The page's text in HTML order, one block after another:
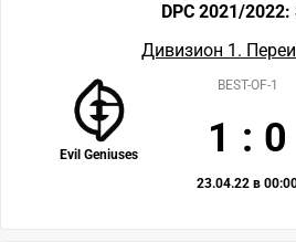
DPC 2021/
Дивизион 1.
Evil Geniuses
BEST-OF-1
1 : 0
23.04.22 в